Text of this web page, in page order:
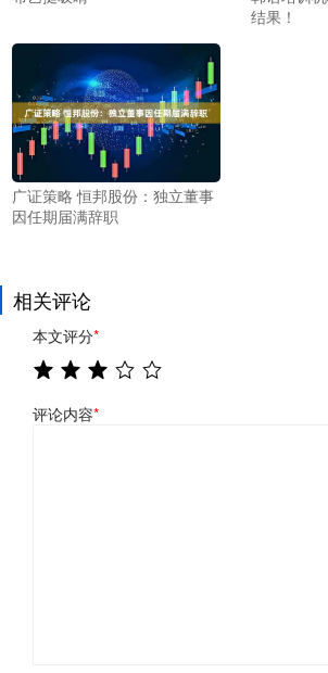
结果！
广证策略 恒邦股份：独立董事
因任期届满辞职
相关评论
本文评分*
评论内容*